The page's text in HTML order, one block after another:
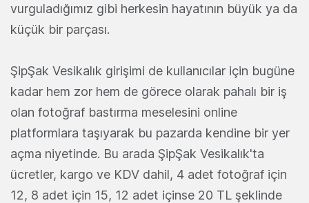
vurguladığımız gibi herkesin hayatının büyük ya da
küçük bir parçası.
ŞipŞak Vesikalık girişimi de kullanıcılar için bugüne
kadar hem zor hem de görece olarak pahalı bir iş
olan fotoğraf bastırma meselesini online
platformlara taşıyarak bu pazarda kendine bir yer
açma niyetinde. Bu arada ŞipŞak Vesikalık'ta
ücretler, kargo ve KDV dahil, 4 adet fotoğraf için
12, 8 adet için 15, 12 adet içinse 20 TL şeklinde